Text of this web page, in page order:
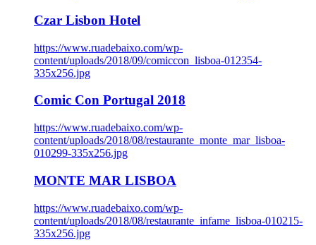
Czar Lisbon Hotel
https://www.ruadebaixo.com/wp-
content/uploads/2018/09/comiccon_lisboa-012354-
335x256.jpg
Comic Con Portugal 2018
https://www.ruadebaixo.com/wp-
content/uploads/2018/08/restaurante_monte_mar_lisboa-
010299-335x256.jpg
MONTE MAR LISBOA
https://www.ruadebaixo.com/wp-
content/uploads/2018/08/restaurante_infame_lisboa-010215-
335x256.jpg